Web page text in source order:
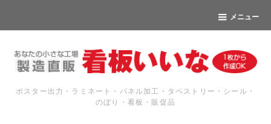
メニュー
ポスター出力・ラミネート・パネル加工・タペストリー・シール・
のぼり・看板・販促品